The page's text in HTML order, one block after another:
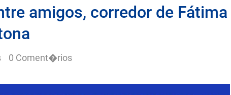
amigos, corredor de Fátima
0 Coment�rios